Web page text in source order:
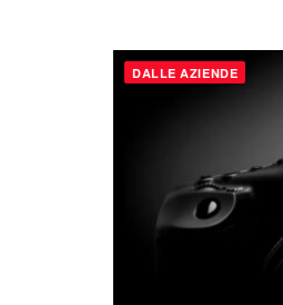
DALLE AZIENDE